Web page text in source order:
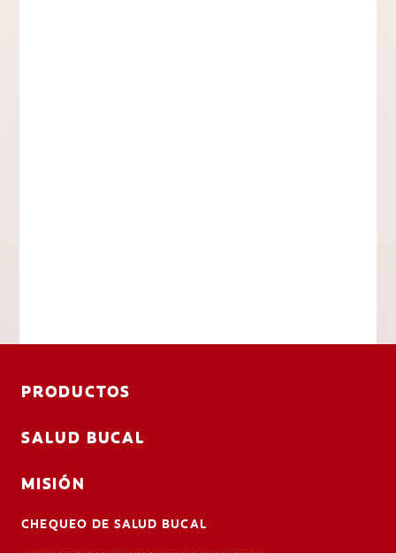
PRODUCTOS
SALUD BUCAL
MISIÓN
CHEQUEO DE SALUD BUCAL